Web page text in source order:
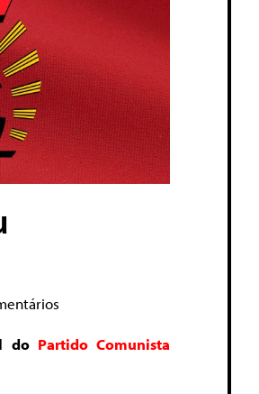
do Partido Comunista